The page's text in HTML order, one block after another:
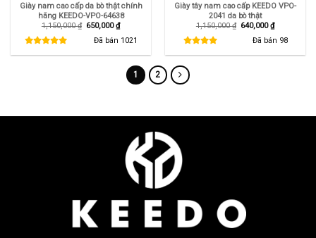
Giày nam cao cấp da bò thật chính
hãng KEEDO-VPO-64638
1,150,000₫ Giá
là:
1,150,000 ₫.
650,000₫Giá
hiện
tại
là:
650,000 ₫.
Đã bán 1021
Giày tây nam cao cấp KEEDO VPO-
2041 da bò thật
1,150,000₫ Giá
1,150,000 ₫.
640,000₫Giá
hiện
tại
là:
640,000 ₫.
Đã bán 98
1 2